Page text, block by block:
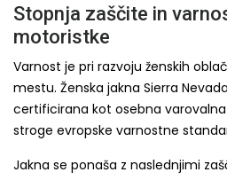
Stopnja zaščite in
motoristke
Varnost je pri razvoju ženskih
mestu. Ženska jakna Sierra
certificirana kot osebna
stroge evropske varnostne
Jakna se ponaša z naslednjimi